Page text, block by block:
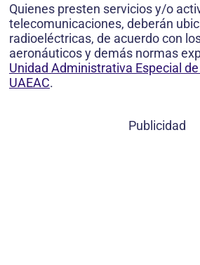
Quienes presten servicios y/o
telecomunicaciones, deberán
radioeléctricas, de acuerdo con
aeronáuticos y demás normas
Unidad Administrativa Especial
UAEAC.
Publicidad